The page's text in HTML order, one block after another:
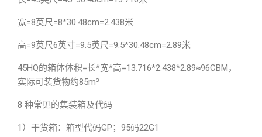
宽=8英尺=8*30.48cm=2.438米
高=9英尺6英寸=9.5英尺=9.5*30.48cm=2.89米
45HQ的箱体体积=长*宽*高=13.716*2.438*2.89≈96CBM，
实际可装货物约85m³
8 种常见的集装箱及代码
1）干货箱：箱型代码GP；95码22G1